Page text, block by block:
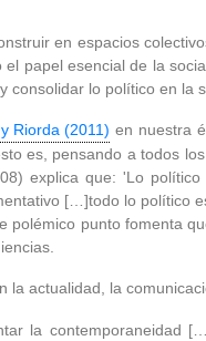
en espacios
papel esencial de la
lo político en
Riorda (2011) en nuestra
es, pensando a todos
explica que: 'Lo
[…]todo lo político
punto fomenta
la actualidad, la
la